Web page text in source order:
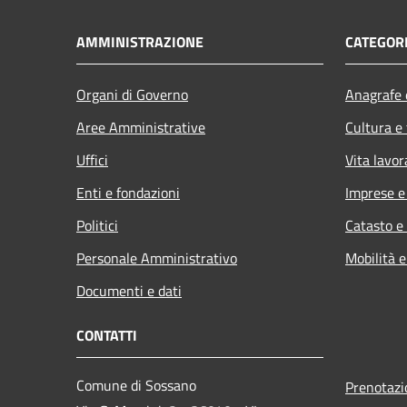
AMMINISTRAZIONE
Organi di Governo
Aree Amministrative
Uffici
Enti e fondazioni
Politici
Personale Amministrativo
Documenti e dati
Cultura
Vita
Imprese
Catasto
Mobilità
CONTATTI
Comune di Sossano